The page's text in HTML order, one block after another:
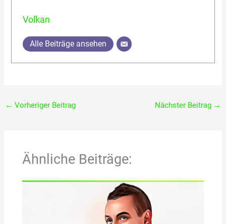
Volkan
Alle Beiträge ansehen
← Vorheriger Beitrag Nächster Beitrag →
Ähnliche Beiträge: